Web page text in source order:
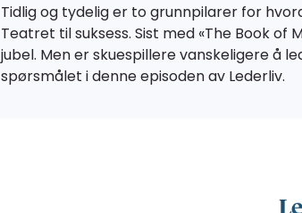
Tidlig og tydelig er to grunnpilarer for
Teatret til suksess. Sist med «The Book
jubel. Men er skuespillere vanskeligere å
spørsmålet i denne episoden av Lederliv.